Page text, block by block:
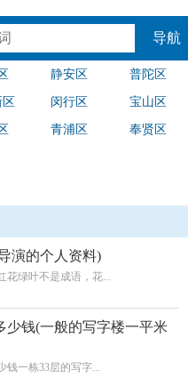
导航
静安区 普陀区
闵行区 宝山区
青浦区 奉贤区
演的个人资料)
花绿叶不是成语，花...
少钱(一般的写字楼一平米
钱一栋33层的写字...